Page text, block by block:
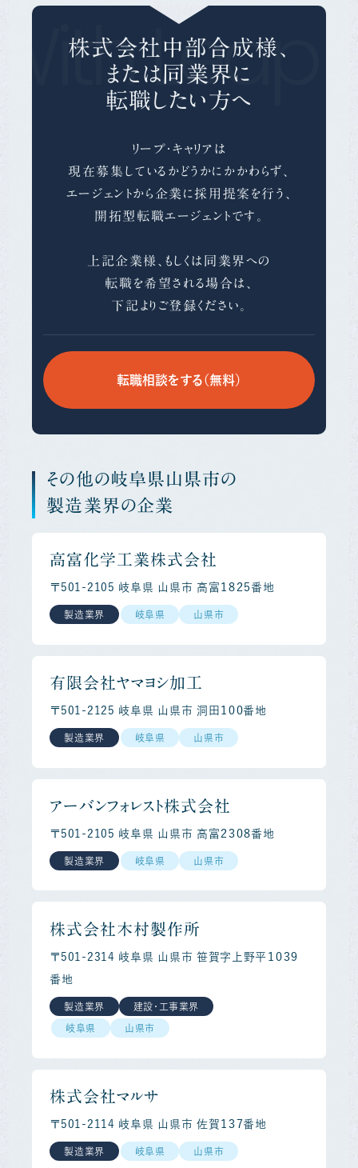
Leap
株式会社中部合成様、
または同業界に
転職したい方へ
リープ・キャリアは
現在募集しているかどうかにかかわらず、
エージェントから企業に採用提案を行う、
開拓型転職エージェントです。
上記企業様、もしくは同業界への
転職を希望される場合は、
下記よりご登録ください。
転職相談をする（無料）
その他の岐阜県山県市の
製造業界の企業
高富化学工業株式会社
〒501-2105 岐阜県 山県市 高富１８２５番地
製造業界 岐阜県 山県市
有限会社ヤマヨシ加工
〒501-2125 岐阜県 山県市 洞田１００番地
製造業界 岐阜県 山県市
アーバンフォレスト株式会社
〒501-2105 岐阜県 山県市 高富２３０８番地
製造業界 岐阜県 山県市
株式会社木村製作所
〒501-2314 岐阜県 山県市 笹賀字上野平１０３９
番地
製造業界 建設・工事業界
岐阜県 山県市
株式会社マルサ
〒501-2114 岐阜県 山県市 佐賀１３７番地
製造業界 岐阜県 山県市